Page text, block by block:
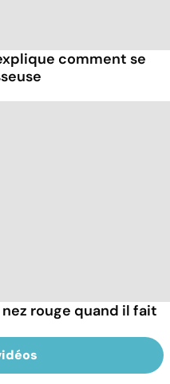
comment se
rouge quand il fait